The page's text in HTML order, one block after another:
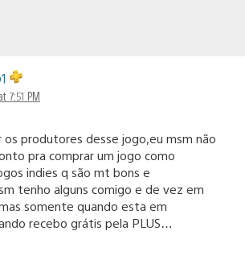
7:51 PM
os produtores desse jogo,eu msm não
pra comprar um jogo como
indies q são mt bons e
tenho alguns comigo e de vez em
somente quando esta em
recebo grátis pela PLUS…